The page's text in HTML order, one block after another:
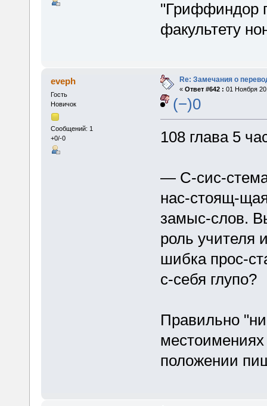
"Гриффиндор
факультету
eveph
Гость
Новичок
Сообщений: 1
+0/-0
Re: Замечания о
« Ответ #642 : 01 Ноября
(−)0
108 глава 5
— С-сис-
нас-стоящ-
замыс-слов.
роль учителя
шибка прос-
с-себя глупо?
Правильно
положении